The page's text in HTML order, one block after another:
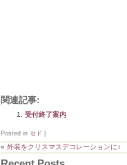
関連記事:
受付終了案内
Posted in セド
« 外装をクリスマスデコレーションに♪